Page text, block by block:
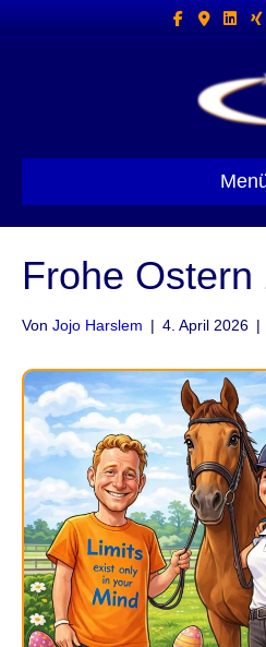
FacebookGoogle-maps
Linkedin
Xing
Frohe Ostern
Von Jojo Harslem | 4. April 2026 |